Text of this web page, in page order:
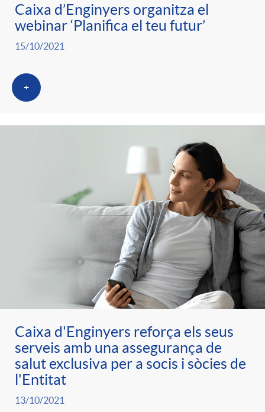
Caixa d’Enginyers organitza el
webinar ‘Planifica el teu futur’
15/10/2021
+
Caixa d'Enginyers reforça els seus
serveis amb una assegurança de
salut exclusiva per a socis i sòcies de
l'Entitat
13/10/2021